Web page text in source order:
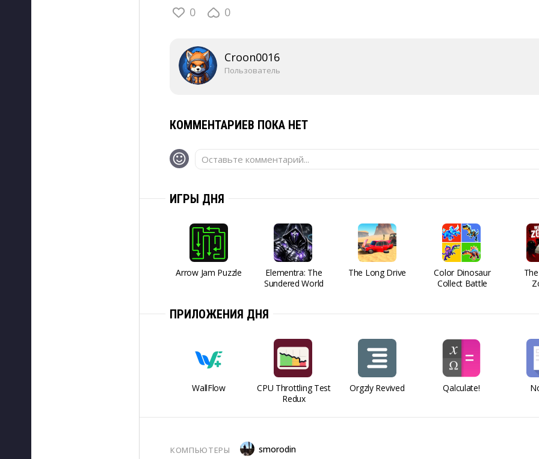
0 0
Croon0016
Пользователь
КОММЕНТАРИЕВ ПОКА НЕТ
Оставьте комментарий...
ИГРЫ ДНЯ
Arrow Jam Puzzle
Elementra: The
Sundered World
The Long Drive
Color Dinosaur
Collect Battle
ПРИЛОЖЕНИЯ ДНЯ
WallFlow
CPU Throttling Test
Redux
Orgzly Revived Qalculate!
КОМПЬЮТЕРЫ smorodin